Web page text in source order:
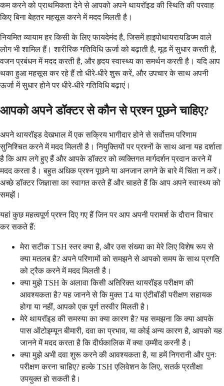
कम करने को प्राथमिकता देने से आपको अपने थायरॉइड की स्थिति की परवाह
किए बिना बेहतर महसूस करने में मदद मिलती है।
नियमित व्यायाम हर किसी के लिए फायदेमंद है, जिसमें हाइपोथायरायडिज्म वाले
लोग भी शामिल हैं। शारीरिक गतिविधि ऊर्जा को बढ़ाती है, मूड में सुधार करती है,
वजन प्रबंधन में मदद करती है, और हृदय स्वास्थ्य का समर्थन करती है। यदि आप
थका हुआ महसूस कर रहे हैं तो धीरे-धीरे शुरू करें, और उपचार के साथ अपनी
ऊर्जा में सुधार होने पर धीरे-धीरे गतिविधि बढ़ाएं।
आपको अपने डॉक्टर से कौन से प्रश्न पूछने चाहिए?
अपने थायरॉइड देखभाल में एक सक्रिय भागीदार होने से सर्वोत्तम परिणाम
सुनिश्चित करने में मदद मिलती है। नियुक्तियों पर प्रश्नों के साथ आना यह दर्शाता
है कि आप लगे हुए हैं और आपके डॉक्टर को व्यक्तिगत मार्गदर्शन प्रदान करने में
मदद करता है। बहुत अधिक प्रश्न पूछने या अनजान लगने के बारे में चिंता न करें।
अच्छे डॉक्टर जिज्ञासा का स्वागत करते हैं और चाहते हैं कि आप अपने स्वास्थ्य को
समझें।
यहां कुछ महत्वपूर्ण प्रश्न दिए गए हैं जिन पर आप अपनी परामर्श के दौरान विचार
कर सकते हैं:
मेरा सटीक TSH स्तर क्या है, और उस संख्या का मेरे लिए विशेष रूप से
क्या मतलब है? अपने परिणामों को समझने से आपको समय के साथ प्रगति
को ट्रैक करने में मदद मिलती है।
क्या मुझे TSH के अलावा किसी अतिरिक्त थायरॉइड परीक्षण की
आवश्यकता है? यह जानने से कि मुक्त T4 या एंटीबॉडी परीक्षण सहायक
होगा या नहीं, आपको एक पूर्ण तस्वीर मिलती है।
मेरे थायरॉइड की समस्या का क्या कारण है? यह समझना कि क्या आपके
पास ऑटोइम्यून बीमारी, दवा का प्रभाव, या कोई अन्य कारण है, आपको यह
जानने में मदद करता है कि दीर्घकालिक में क्या उम्मीद करनी है।
क्या मुझे अभी दवा शुरू करने की आवश्यकता है, या हमें निगरानी और पुनः
परीक्षण करना चाहिए? हल्के TSH एलिवेशन के लिए, सतर्क प्रतीक्षा
उपयुक्त हो सकती है।